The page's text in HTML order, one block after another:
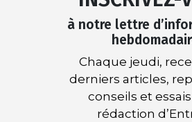
à notre lettre
Chaque jeudi,
derniers articles,
conseils et
rédaction